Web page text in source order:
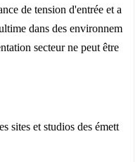
de tension d'entrée et a
dans des environnem
secteur ne peut être
sites et studios des émett